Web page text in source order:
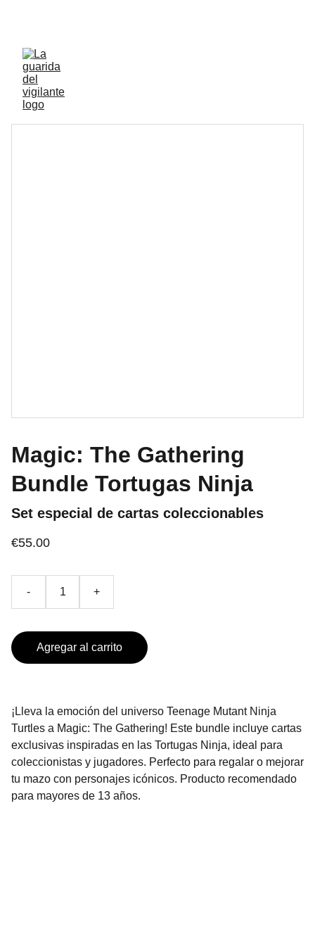
Magic: The Gathering
Bundle Tortugas Ninja
Set especial de cartas coleccionables
€55.00
- +
Agregar al carrito
¡Lleva la emoción del universo Teenage Mutant Ninja
Turtles a Magic: The Gathering! Este bundle incluye cartas
exclusivas inspiradas en las Tortugas Ninja, ideal para
coleccionistas y jugadores. Perfecto para regalar o mejorar
tu mazo con personajes icónicos. Producto recomendado
para mayores de 13 años.